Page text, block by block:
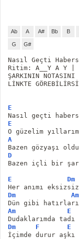
Ab A A# Bb B
G G#
Nasıl Geçti
Ritim: A__Y A Y |
ŞARKININ NOTASINI
LİNKTE
E
Nasıl geçti
E
O güzelim yıllarım
A
Bazen gözyaşı oldu
D
Bazen içli bir
E
Dm
Her anımı eksizsiz
Dm
Am
Dün gibi
Am
E
Dudaklarımda tadı
Dm
F
E
İçimde durur aşkı